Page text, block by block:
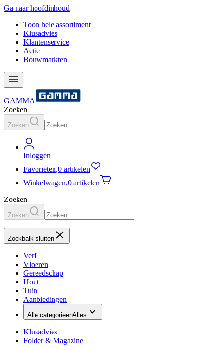
Ga naar hoofdinhoud
Toon hele assortiment
Klusadvies
Klantenservice
Actie
Bouwmarkten
GAMMA
Zoeken
Zoeken
Inloggen
Favorieten,0 artikelen
Winkelwagen,0 artikelen
Zoeken
Zoeken
Zoekbalk sluiten
Verf
Vloeren
Gereedschap
Hout
Tuin
Aanbiedingen
Alle categorieënAlles
Klusadvies
Folder & Magazine